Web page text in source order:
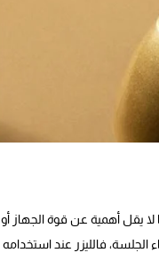
لا يقل أهمية عن قوة الجهاز أو
فالليزر عند استخدامه